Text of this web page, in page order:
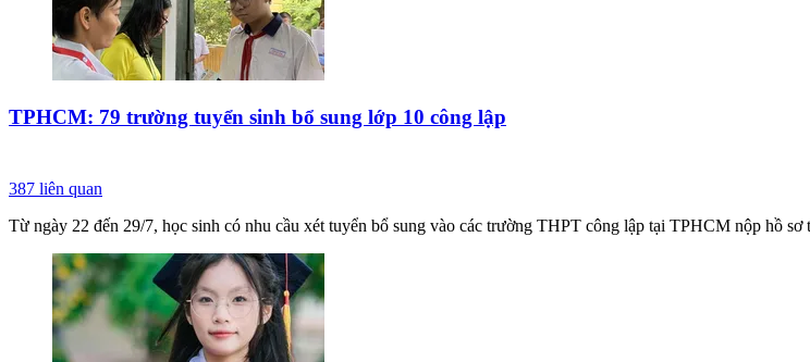
TPHCM: 79 trường tuyển sinh bổ sung lớp 10 công lập
387 liên quan
Từ ngày 22 đến 29/7, học sinh có nhu cầu xét tuyển bổ sung vào các trường THPT công lập tại TPHCM nộp hồ